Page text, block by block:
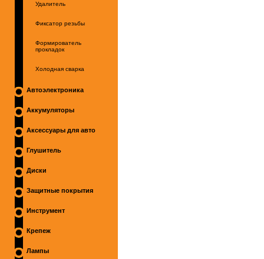
Удалитель
Фиксатор резьбы
Формирователь
прокладок
Холодная сварка
Автоэлектроника
Аккумуляторы
Аксессуары для авто
Глушитель
Диски
Защитные покрытия
Инструмент
Крепеж
Лампы